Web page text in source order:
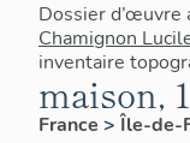
Dossier
Chamignon
inventaire
maison,
France > Île-de-